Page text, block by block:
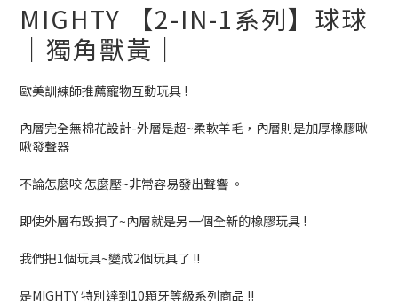
MIGHTY 【2-IN-1系列】球球
｜獨角獸黃｜
歐美訓練師推薦寵物互動玩具 !
內層完全無棉花設計-外層是超~柔軟羊毛，內層則是加厚橡膠啾
啾發聲器
不論怎麼咬 怎麼壓~非常容易發出聲響 。
即使外層布毀損了~內層就是另一個全新的橡膠玩具 !
我們把1個玩具~變成2個玩具了 !!
是MIGHTY 特別達到10顆牙等級系列商品 !!